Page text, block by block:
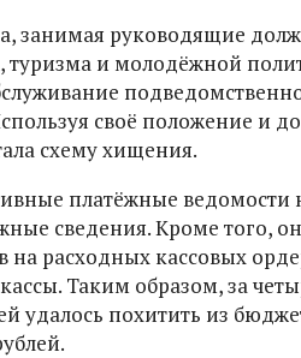
занимая руководящие
туризма и молодёжной
своё положение и
схему хищения.
платёжные ведомости
сведения. Кроме того,
расходных кассовых
Таким образом, за
удалось похитить из